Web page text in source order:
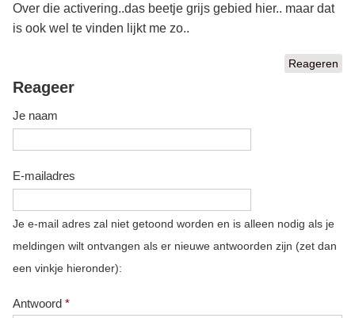
Over die activering..das beetje grijs gebied hier.. maar dat
is ook wel te vinden lijkt me zo..
Reageren
Reageer
Je naam
E-mailadres
Je e-mail adres zal niet getoond worden en is alleen nodig als je
meldingen wilt ontvangen als er nieuwe antwoorden zijn (zet dan
een vinkje hieronder):
Antwoord *